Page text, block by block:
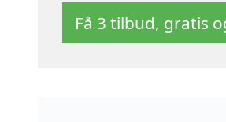
Få 3 tilbud, gratis